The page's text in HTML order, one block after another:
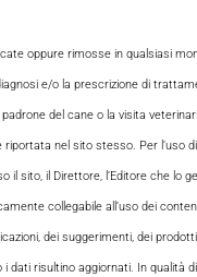
oppure rimosse in qualsiasi
e/o la prescrizione di
del cane o la visita
nel sito stesso. Per l’uso
sito, il Direttore, l’Editore che lo
collegabile all’uso dei
dei suggerimenti, dei
dati risultino aggiornati. In qualità